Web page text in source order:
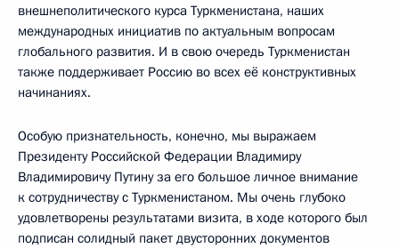
внешнеполитического курса Туркменистана, наших
международных инициатив по актуальным вопросам
глобального развития. И в свою очередь Туркменистан
также поддерживает Россию во всех её конструктивных
начинаниях.
Особую признательность, конечно, мы выражаем
Президенту Российской Федерации Владимиру
Владимировичу Путину за его большое личное внимание
к сотрудничеству с Туркменистаном. Мы очень глубоко
удовлетворены результатами визита, в ходе которого был
подписан солидный пакет двусторонних документов